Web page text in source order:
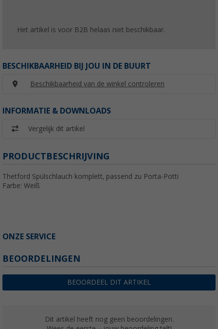
Het artikel is voor B2B helaas niet beschikbaar.
BESCHIKBAARHEID BIJ JOU IN DE BUURT
Beschikbaarheid van de winkel controleren
INFORMATIE & DOWNLOADS
Vergelijk dit artikel
PRODUCTBESCHRIJVING
Thetford Spülschlauch komplett, passend zu Porta-Potti
Farbe: Weiß
ONZE SERVICE
BEOORDELINGEN
BEOORDEEL DIT ARTIKEL
Dit artikel heeft nog geen beoordelingen.